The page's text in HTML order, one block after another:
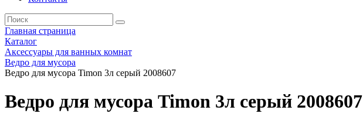
Главная страница
Каталог
Аксессуары для ванных комнат
Ведро для мусора
Ведро для мусора Timon 3л серый 2008607
Ведро для мусора Timon 3л серый 2008607